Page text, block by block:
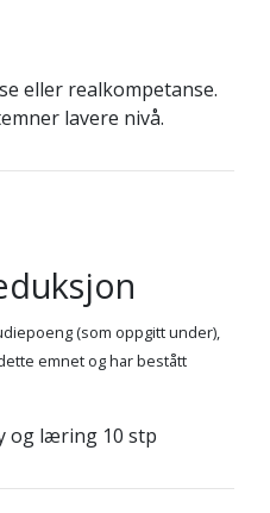
eller realkompetanse.
lavere nivå.
(som oppgitt under),
emnet og har bestått
og læring 10 stp